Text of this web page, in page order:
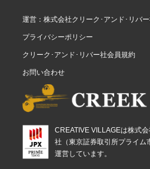
運営：株式会社クリーク･アンド･リバ
プライバシーポリシー
クリーク･アンド･リバー社会員規約
お問い合わせ
CREATIVE VILLAGEは株式
社（東京証券取引所プライ
運営しています。